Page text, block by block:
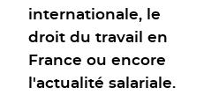
internationale, le
droit du travail en
France ou encore
l'actualité salariale.